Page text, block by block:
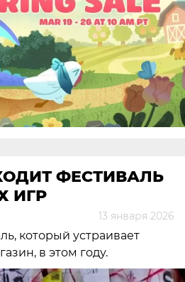
ФЕСТИВАЛЬ
ИГР
13 января 2026
который устраивает
в этом году.